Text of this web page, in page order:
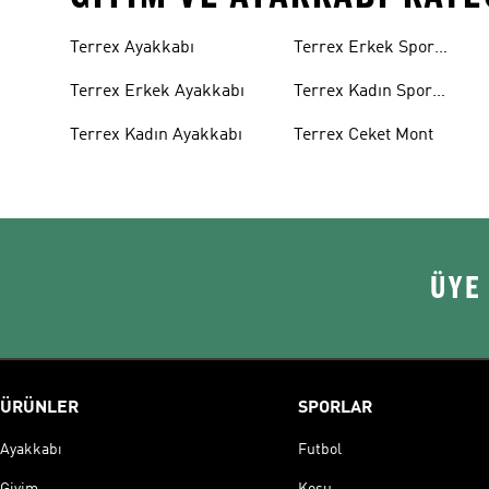
Terrex Ayakkabı
Terrex Erkek Ayakkabı
Terrex Kadın Ayakkabı
Terrex Erkek Spor
Terrex Kadın Spor
Terrex Ceket Mont
ÜRÜNLER
Ayakkabı
SPORLAR
Futbol